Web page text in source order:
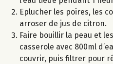
Eplucher les poires, les
arroser de jus de citron.
Faire bouillir la peau et
casserole avec 800ml
couvrir, puis filtrer pour